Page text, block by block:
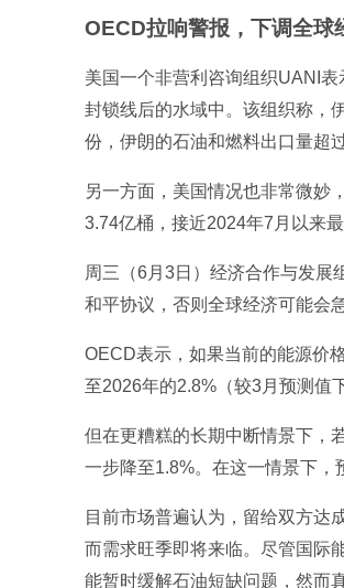
OECD拉响警报，下调全球
美国一个非营利咨询组织UANI
封锁线后的水域中。该组织称，
份，伊朗的石油和燃料出口量超
另一方面，美国情况也非常微妙
3.74亿桶，接近2024年7月以来
周三（6月3日）经济合作与发展
和平协议，否则全球经济可能会
OECD表示，如果当前的能源价
至2026年的2.8%（较3月预测值
但在更糟糕的长期中断情景下，
一步降至1.8%。在这一情景下，
目前市场普遍认为，留给双方达
而需求旺季即将来临。尽管国际
能暂时缓解石油短缺问题，然而